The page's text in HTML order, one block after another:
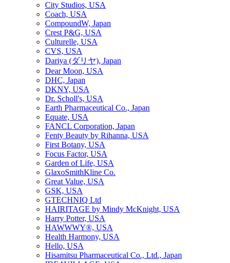
City Studios, USA
Coach, USA
CompoundW, Japan
Crest P&G, USA
Culturelle, USA
CVS, USA
Dariya (ダリヤ), Japan
Dear Moon, USA
DHC, Japan
DKNY, USA
Dr. Scholl's, USA
Earth Pharmaceutical Co., Japan
Equate, USA
FANCL Corporation, Japan
Fenty Beauty by Rihanna, USA
First Botany, USA
Focus Factor, USA
Garden of Life, USA
GlaxoSmithKline Co.
Great Value, USA
GSK, USA
GTECHNIQ Ltd
HAIRITAGE by Mindy McKnight, USA
Harry Potter, USA
HAWWWY®, USA
Health Harmony, USA
Hello, USA
Hisamitsu Pharmaceutical Co., Ltd., Japan